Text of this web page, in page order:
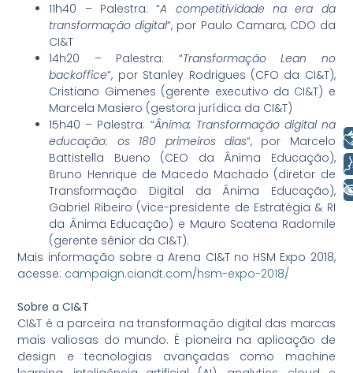
11h40 – Palestra: “A competitividade na era da
transformação digital“, por Paulo Camara, CDO da
CI&T
14h20 – Palestra: “Transformação Lean no
backoffice“, por Stanley Rodrigues (CFO da CI&T),
Cristiano Gimenes (gerente executivo da CI&T) e
Marcela Masiero (gestora jurídica da CI&T)
15h40 – Palestra: “Ânima: Transformação digital na
educação: os 180 primeiros dias“, por Marcelo
Battistella Bueno (CEO da Ânima Educação),
Bruno Henrique de Macedo Machado (diretor de
Transformação Digital da Ânima Educação),
Gabriel Ribeiro (vice-presidente de Estratégia & RI
da Ânima Educação) e Mauro Scatena Radomile
(gerente sênior da CI&T).
Mais informação sobre a Arena CI&T no HSM Expo 2018,
acesse: campaign.ciandt.com/hsm-expo-2018/
Sobre a CI&T
CI&T é a parceira na transformação digital das marcas
mais valiosas do mundo. É pioneira na aplicação de
design e tecnologias avançadas como machine
Libras
Voz
+ Acessibilidade